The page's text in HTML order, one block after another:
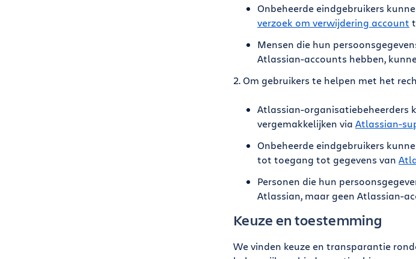
Onbeheerde eindgebruikers
verzoek om verwijdering account
Mensen die hun
Atlassian-accounts hebben,
2. Om gebruikers te helpen met het
Atlassian-organisatiebeheerders
vergemakkelijken via Atlassian-
Onbeheerde eindgebruikers
tot toegang tot gegevens van
Personen die hun
Atlassian, maar geen Atlassian-
Keuze en toestemming
We vinden keuze en transparantie